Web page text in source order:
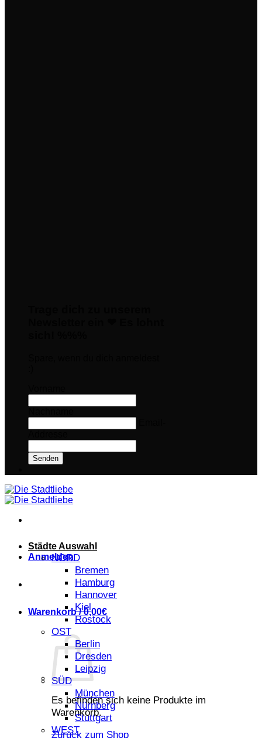
Senden
Anmelden
Warenkorb /0,00€
Es befinden sich keine Produkte im
Warenkorb.
Zurück zum Shop
Städte Auswahl
NORD
Bremen
Hamburg
Hannover
Kiel
Rostock
OST
Berlin
Dresden
Leipzig
SÜD
München
Nürnberg
Stuttgart
WEST